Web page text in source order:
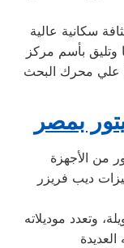
وتليق بأسم مركز
علي محرك البحث
بمصر
ديب فريزر
وتعدد موديلاته